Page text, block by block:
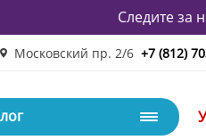
Следите за
Московский пр. 2/6 +7 (812)